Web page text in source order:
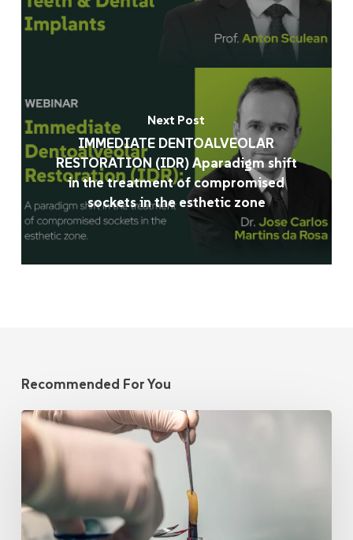
Next Post
IMMEDIATE DENTOALVEOLAR
RESTORATION (IDR) Aparadigm shift
in the treatment of compromised
sockets in the esthetic zone
Recommended For You